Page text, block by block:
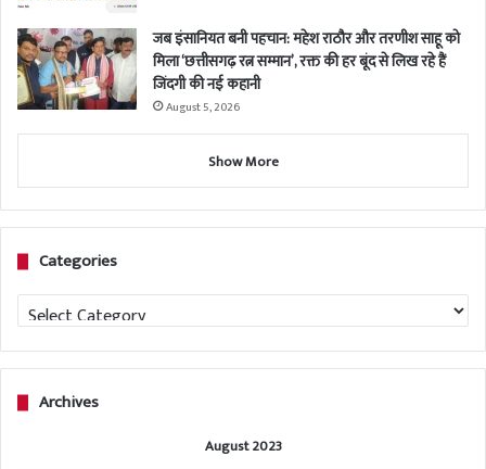
जब इंसानियत बनी पहचान: महेश राठौर और तरणीश साहू को
मिला ‘छत्तीसगढ़ रत्न सम्मान’, रक्त की हर बूंद से लिख रहे हैं
जिंदगी की नई कहानी
August 5, 2026
Show More
Categories
Categories
Archives
August 2023